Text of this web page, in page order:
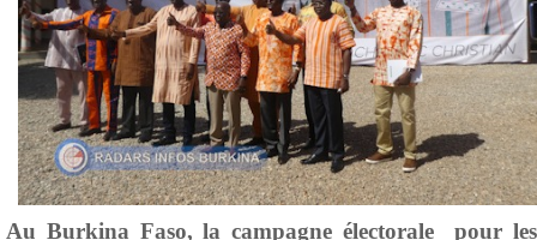
Au Burkina Faso, la campagne électorale pour les